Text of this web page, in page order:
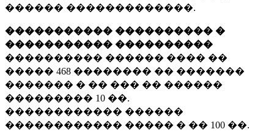
������ �������������.
����������� ���������� �
����������� ����������
���������� ������ ���� ��
����� 468 �������� �� �������
������� � �� ��� �� ������
��������� 10 ��.
������������ ������
������������ ����� � �� 100 ��.